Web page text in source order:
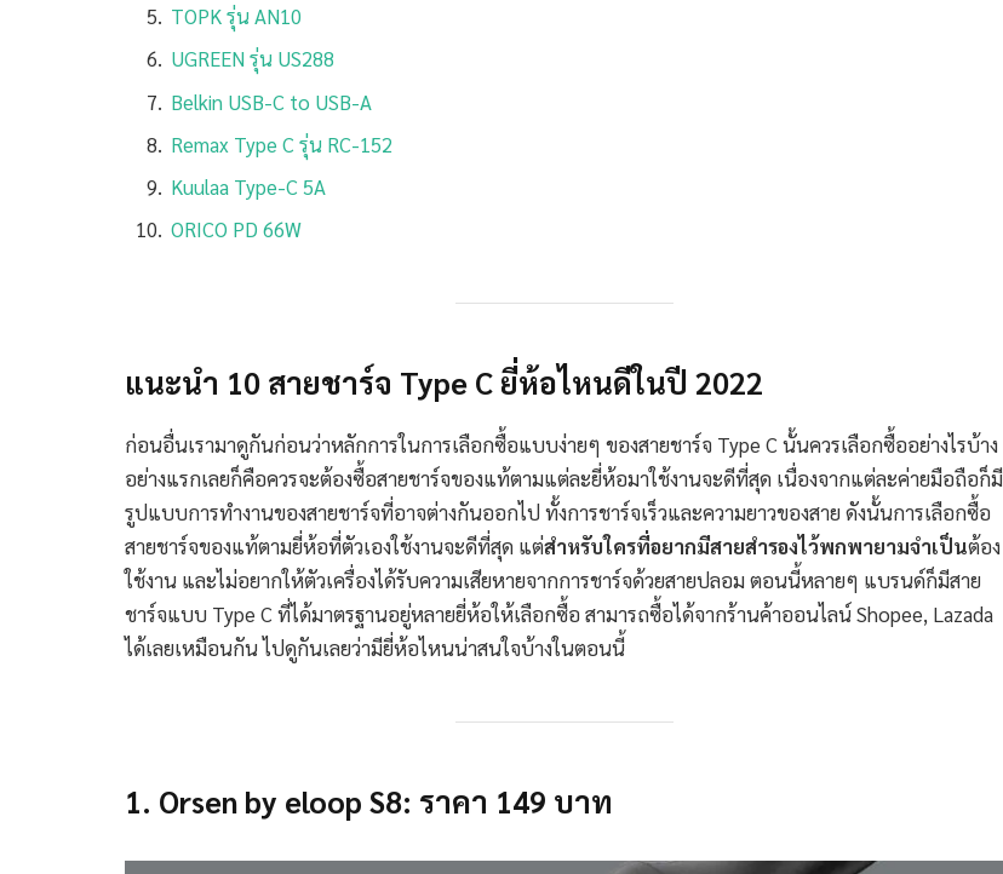
TOPK รุ่น AN10
UGREEN รุ่น US288
Belkin USB-C to USB-A
Remax Type C รุ่น RC-152
Kuulaa Type-C 5A
ORICO PD 66W
แนะนำ 10 สายชาร์จ Type C ยี่ห้อไหนดีในปี 2022
ก่อนอื่นเรามาดูกันก่อนว่าหลักการในการเลือกซื้อแบบง่ายๆ ของสายชาร์จ Type C นั้นควรเลือกซื้ออย่างไรบ้าง
อย่างแรกเลยก็คือควรจะต้องซื้อสายชาร์จของแท้ตามแต่ละยี่ห้อมาใช้งานจะดีที่สุด เนื่องจากแต่ละค่ายมือถือก็มี
รูปแบบการทำงานของสายชาร์จที่อาจต่างกันออกไป ทั้งการชาร์จเร็วและความยาวของสาย ดังนั้นการเลือกซื้อ
สายชาร์จของแท้ตามยี่ห้อที่ตัวเองใช้งานจะดีที่สุด แต่สำหรับใครที่อยากมีสายสำรองไว้พกพายามจำเป็นต้อง
ใช้งาน และไม่อยากให้ตัวเครื่องได้รับความเสียหายจากการชาร์จด้วยสายปลอม ตอนนี้หลายๆ แบรนด์ก็มีสาย
ชาร์จแบบ Type C ที่ได้มาตรฐานอยู่หลายยี่ห้อให้เลือกซื้อ สามารถซื้อได้จากร้านค้าออนไลน์ Shopee, Lazada
ได้เลยเหมือนกัน ไปดูกันเลยว่ามียี่ห้อไหนน่าสนใจบ้างในตอนนี้
1. Orsen by eloop S8: ราคา 149 บาท